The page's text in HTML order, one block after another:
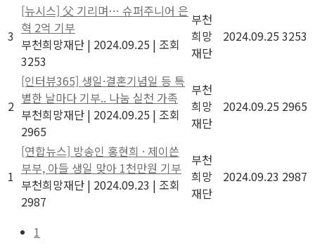
3
[뉴시스] 父 기리며… 슈퍼주니어 은
혁 2억 기부
부천희망재단 | 2024.09.25 | 조회
3253
부천
희망
재단
2024.09.25 3253
2
[인터뷰365] 생일·결혼기념일 등 특
별한 날마다 기부.. 나눔 실천 가족
부천희망재단 | 2024.09.25 | 조회
2965
부천
희망
재단
2024.09.25 2965
1
[연합뉴스] 방송인 홍현희 · 제이쓴
부부, 아들 생일 맞아 1천만원 기부
부천희망재단 | 2024.09.23 | 조회
2987
부천
희망
재단
2024.09.23 2987
1